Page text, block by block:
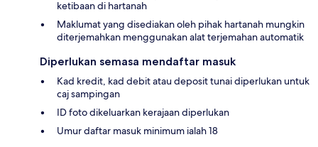
ketibaan di hartanah
Maklumat yang disediakan oleh pihak hartanah mungkin
diterjemahkan menggunakan alat terjemahan automatik
Diperlukan semasa mendaftar masuk
Kad kredit, kad debit atau deposit tunai diperlukan untuk
caj sampingan
ID foto dikeluarkan kerajaan diperlukan
Umur daftar masuk minimum ialah 18